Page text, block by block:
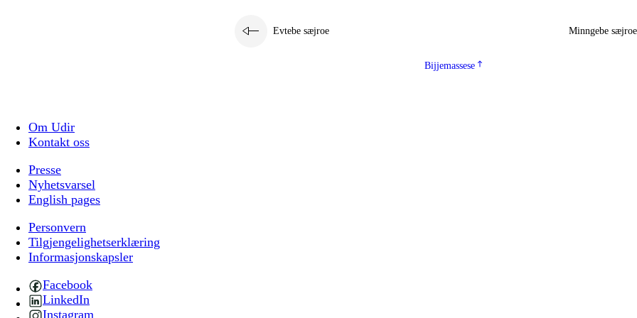
Evtebe sæjroe Minngebe sæjroe
Bijjemassese
Om Udir
Kontakt oss
Presse
Nyhetsvarsel
English pages
Personvern
Tilgjengelighetserklæring
Informasjonskapsler
Facebook
LinkedIn
Instagram